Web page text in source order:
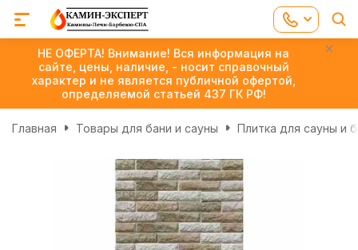
НЕ ОФЕРТА! Внимание! Вся информация на
сайте, цены, наличие, - носит справочный
характер и не является публичной офертой,
определяемой статьей 437 ГК РФ!
Главная Товары для бани и сауны Плитка для сауны и